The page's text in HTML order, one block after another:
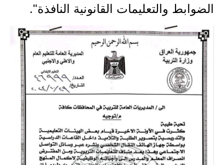
المرحلة الاعدادية
كتب مدرسية
المرحلة الابتدائية
المرحلة المتوسطة
المرحلة الاعدادية
ملازم دراسية
المرحلة الابتدائية
الضوابط والتعليمات القانونية النافذة".